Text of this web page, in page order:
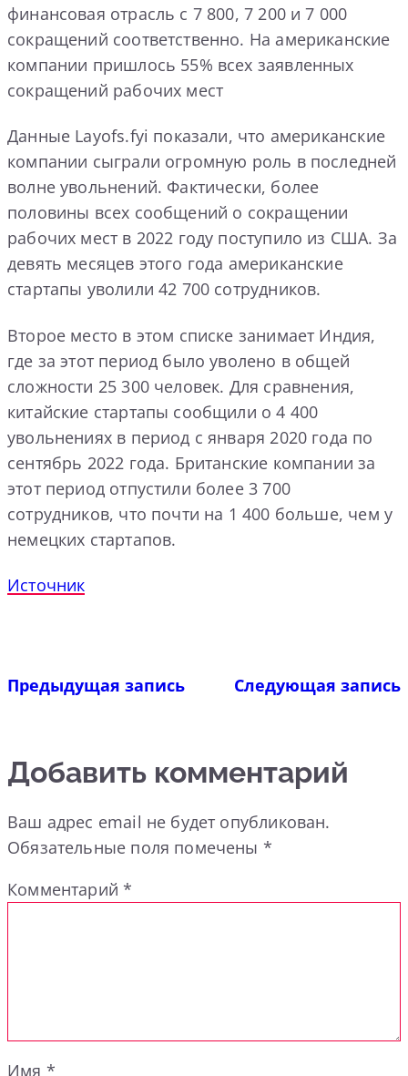
финансовая отрасль с 7 800, 7 200 и 7 000
сокращений соответственно. На американские
компании пришлось 55% всех заявленных
сокращений рабочих мест
Данные Layofs.fyi показали, что американские
компании сыграли огромную роль в последней
волне увольнений. Фактически, более
половины всех сообщений о сокращении
рабочих мест в 2022 году поступило из США. За
девять месяцев этого года американские
стартапы уволили 42 700 сотрудников.
Второе место в этом списке занимает Индия,
где за этот период было уволено в общей
сложности 25 300 человек. Для сравнения,
китайские стартапы сообщили о 4 400
увольнениях в период с января 2020 года по
сентябрь 2022 года. Британские компании за
этот период отпустили более 3 700
сотрудников, что почти на 1 400 больше, чем у
немецких стартапов.
Источник
Предыдущая запись Следующая запись
Добавить комментарий
Ваш адрес email не будет опубликован.
Обязательные поля помечены *
Комментарий*
Имя *